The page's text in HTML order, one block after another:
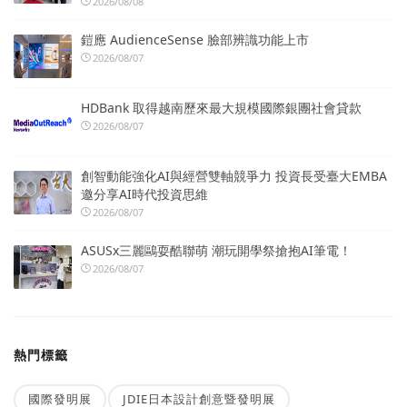
鎧應 AudienceSense 臉部辨識功能上市
2026/08/07
HDBank 取得越南歷來最大規模國際銀團社會貸款
2026/08/07
創智動能強化AI與經營雙軸競爭力 投資長受臺大EMBA
邀分享AI時代投資思維
2026/08/07
ASUSx三麗鷗耍酷聯萌 潮玩開學祭搶抱AI筆電！
2026/08/07
熱門標籤
國際發明展 JDIE日本設計創意暨發明展